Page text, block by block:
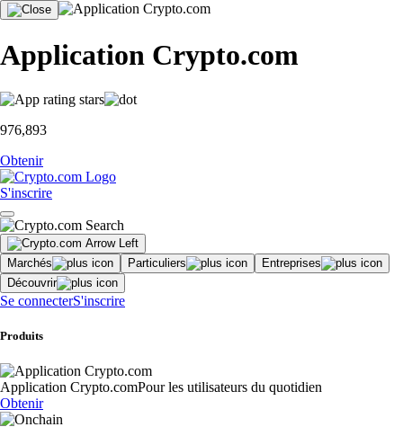
Application Crypto.com
976,893
Obtenir
S'inscrire
Marchés Particuliers
Entreprises
Découvrir
Se connecterS'inscrire
Produits
Application Crypto.comPour les utilisateurs du quotidien
Obtenir